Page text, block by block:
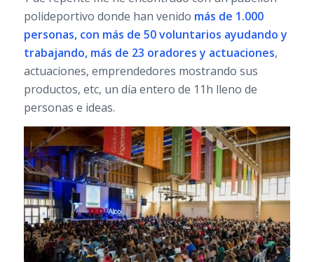
polideportivo donde han venido más de 1.000
personas, con más de 50 voluntarios ayudando y
trabajando, más de 23 oradores y actuaciones,
actuaciones, emprendedores mostrando sus
productos, etc, un día entero de 11h lleno de
personas e ideas.